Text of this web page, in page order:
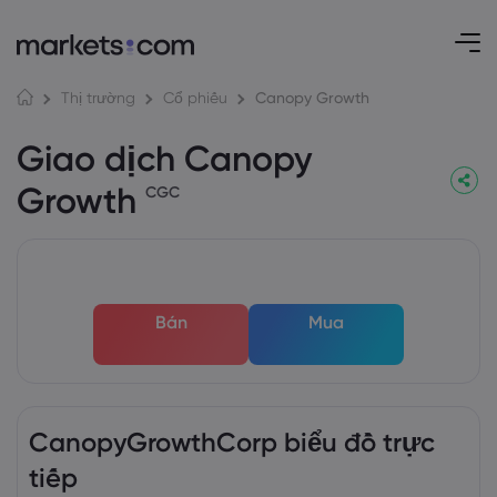
Thị trường Cổ phiếu Canopy Growth
Giao dịch Canopy
Growth CGC
Bán Mua
CanopyGrowthCorp biểu đồ trực
tiếp